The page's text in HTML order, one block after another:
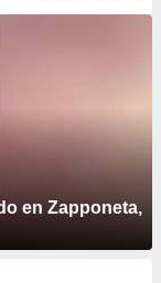
en Zapponeta,